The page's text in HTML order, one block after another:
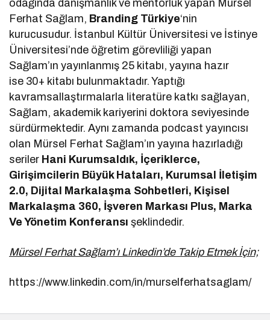
odağında danışmanlık ve mentorluk yapan Mürsel
Ferhat Sağlam, Branding Türkiye‘nin
kurucusudur. İstanbul Kültür Üniversitesi ve İstinye
Üniversitesi’nde öğretim görevliliği yapan
Sağlam’ın yayınlanmış 25 kitabı, yayına hazır
ise 30+ kitabı bulunmaktadır. Yaptığı
kavramsallaştırmalarla literatüre katkı sağlayan,
Sağlam, akademik kariyerini doktora seviyesinde
sürdürmektedir. Aynı zamanda podcast yayıncısı
olan Mürsel Ferhat Sağlam’ın yayına hazırladığı
seriler Hani Kurumsaldık, İçeriklerce,
Girişimcilerin Büyük Hataları, Kurumsal İletişim
2.0, Dijital Markalaşma Sohbetleri, Kişisel
Markalaşma 360, İşveren Markası Plus, Marka
Ve Yönetim Konferansı şeklindedir.
Mürsel Ferhat Sağlam’ı Linkedin’de Takip Etmek İçin;
https://www.linkedin.com/in/murselferhatsaglam/